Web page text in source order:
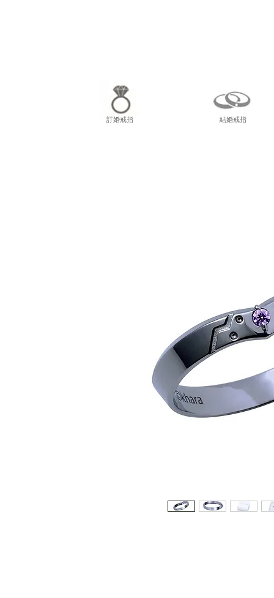
訂婚戒指 結婚戒指